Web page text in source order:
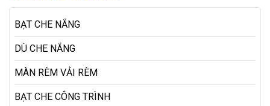
BẠT CHE NẮNG
DÙ CHE NẮNG
MÀN RÈM VẢI RÈM
BẠT CHE CÔNG TRÌNH